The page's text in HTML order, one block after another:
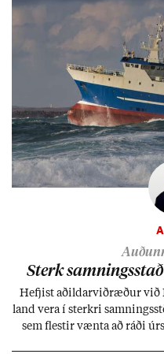
Sterk
Hefj­ist að­ild­ar­við­ræð­ur við
land vera í sterkri
sem flest­ir vænta að ráði